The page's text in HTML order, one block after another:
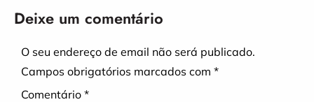
Deixe um comentário
O seu endereço de email não será publicado.
Campos obrigatórios marcados com *
Comentário *